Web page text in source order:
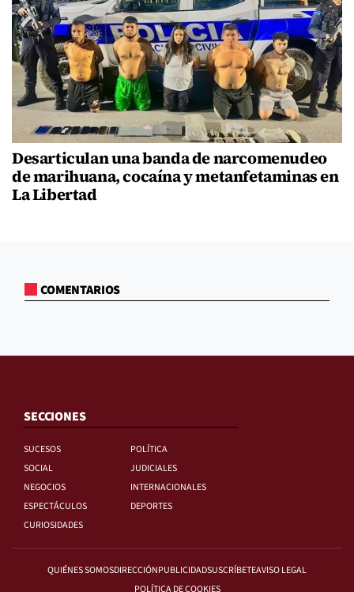
Desarticulan una banda de narcomenudeo
de marihuana, cocaína y metanfetaminas en
La Libertad
COMENTARIOS
SECCIONES
SUCESOS
POLÍTICA
SOCIAL
JUDICIALES
NEGOCIOS
INTERNACIONALES
ESPECTÁCULOS
DEPORTES
CURIOSIDADES
QUIÉNES SOMOSDIRECCIÓNPUBLICIDADSUSCRÍBETEAVISO LEGAL